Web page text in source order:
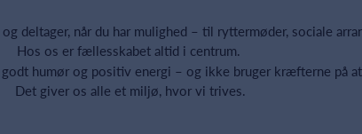
deltager, når du har mulighed – til ryttermøder, sociale
Hos os er fællesskabet altid i centrum.
humør og positiv energi – og ikke bruger kræfterne på
Det giver os alle et miljø, hvor vi trives.